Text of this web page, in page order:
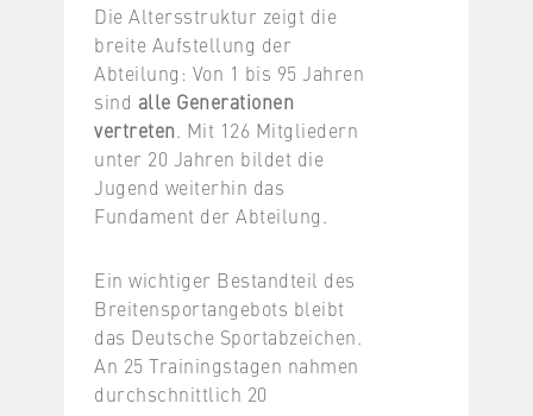
Die Altersstruktur zeigt die
breite Aufstellung der
Abteilung: Von 1 bis 95 Jahren
sind alle Generationen
vertreten . Mit 126 Mitgliedern
unter 20 Jahren bildet die
Jugend weiterhin das
Fundament der Abteilung.
Ein wichtiger Bestandteil des
Breitensportangebots bleibt
das Deutsche Sportabzeichen.
An 25 Trainingstagen nahmen
durchschnittlich 20